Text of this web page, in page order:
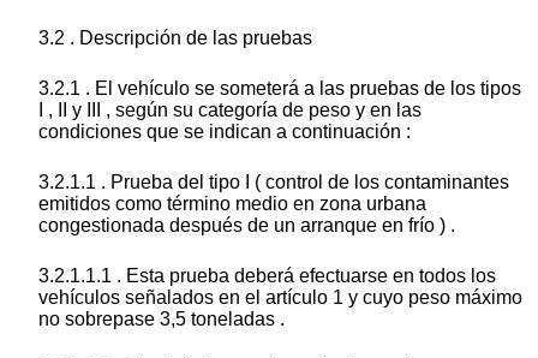
3.2 . Descripción de las pruebas
3.2.1 . El vehículo se someterá a las pruebas de los tipos
I , II y III , según su categoría de peso y en las
condiciones que se indican a continuación :
3.2.1.1 . Prueba del tipo I ( control de los contaminantes
emitidos como término medio en zona urbana
congestionada después de un arranque en frío ) .
3.2.1.1.1 . Esta prueba deberá efectuarse en todos los
vehículos señalados en el artículo 1 y cuyo peso máximo
no sobrepase 3,5 toneladas .